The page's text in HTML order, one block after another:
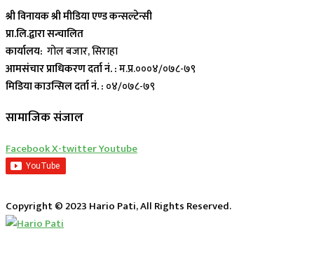
श्री विनायक श्री मीडिया एण्ड कन्सल्टेन्सी
प्रा.लि.द्वारा सन्चालित
कार्यालय: गोल बजार, सिराहा
आमसंचार प्राधिकरण दर्ता नं. :म.प्र.०००४/०७८-७९
मिडिया काउन्सिल दर्ता नं. : ०४/०७८-७९
सामाजिक संजाल
FacebookX-twitterYoutube
Copyright © 2023 Hario Pati, All Rights Reserved.